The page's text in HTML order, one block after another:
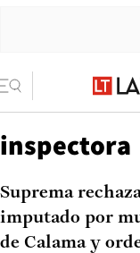
inspectora
Suprema
imputado por
de Calama y